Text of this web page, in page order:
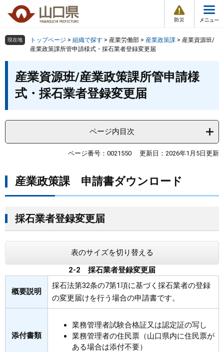
の
頭
ー
飛
情
報
メ
ュ
組織で探す
教育・文化・スポーツ
しごと・産業・観光
まちづくり
検索の仕方 組織で探す サイトマップで探す
現在地 トップページ > 組織で探す > 産業労働部 > 産業政策課 > 産業資源班/
産業政策課所管申請様式・採石業者登録変更届
産業資源班/産業政策課所管申請様
式・採石業者登録変更届
ページ内目次
ページ番号：0021550 更新日：2026年1月5日更新
産業政策課 申請書ダウンロード
採石業者登録変更届
表のサイズを切り替える
2-2 採石業者登録変更届
概要説明
採石法第32条の7第1項に基づく採石業者の登録
の変更届けを行う場合の申請書です。
添付書類
業務管理者試験合格証又は認定証の写し
業務管理者の住民票（山口県内に住民票が
ある場合は添付不要）